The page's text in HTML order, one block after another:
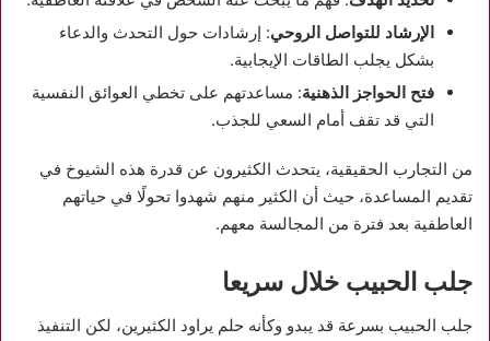
الإرشاد للتواصل الروحي: إرشادات حول التحدث والدعاء
بشكل يجلب الطاقات الإيجابية.
فتح الحواجز الذهنية: مساعدتهم على تخطي العوائق النفسية
التي قد تقف أمام السعي للجذب.
من التجارب الحقيقية، يتحدث الكثيرون عن قدرة هذه الشيوخ في
تقديم المساعدة، حيث أن الكثير منهم شهدوا تحولًا في حياتهم
العاطفية بعد فترة من المجالسة معهم.
جلب الحبيب خلال سريعا
جلب الحبيب بسرعة قد يبدو وكأنه حلم يراود الكثيرين، لكن التنفيذ